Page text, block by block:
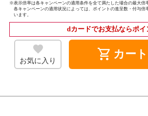
※表示倍率は各キャンペーンの適用条件を全て満たした場合の最大倍
各キャンペーンの適用状況によっては、ポイントの進呈数・付与
います。
dカードでお支払ならポイ
お気に入り shopping_cart カー